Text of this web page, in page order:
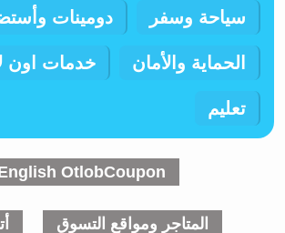
سياحة وسفر دومينات
الحماية والأمان خدمات اون
تعليم
OtlobCoupon
المتاجر ومواقع التسوق